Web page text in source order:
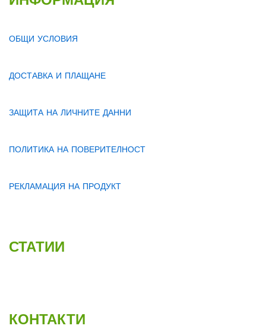
ОБЩИ УСЛОВИЯ
ДОСТАВКА И ПЛАЩАНЕ
ЗАЩИТА НА ЛИЧНИТЕ ДАННИ
ПОЛИТИКА НА ПОВЕРИТЕЛНОСТ
РЕКЛАМАЦИЯ НА ПРОДУКТ
СТАТИИ
КОНТАКТИ